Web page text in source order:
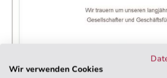
Wir verwenden Cookies